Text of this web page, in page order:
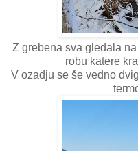
Z grebena sva gledala
robu katere
V ozadju se še vedno